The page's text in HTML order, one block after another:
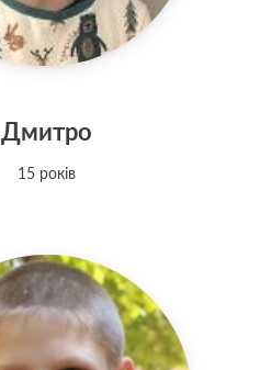
Дмитро
15 років